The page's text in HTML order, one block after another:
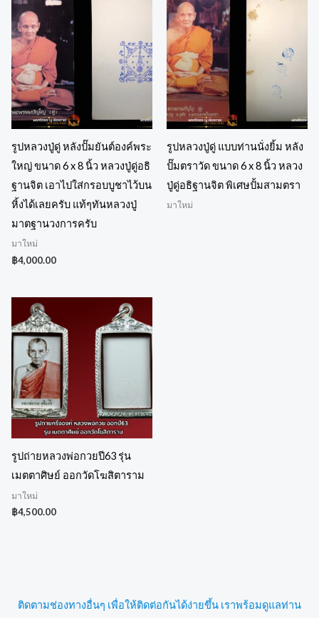
รูปหลวงปู่ดู่ หลังปั๊มยันต์องค์พระ
ใหญ่ ขนาด 6 x 8 นิ้ว หลวงปู่ดู่อธิ
ฐานจิต เอาไปใส่กรอบบูชาไว้บน
หิ้งได้เลยครับ แท้ๆทันหลวงปู่
มาตฐานวงการครับ
มาใหม่
฿4,000.00
รูปหลวงปู่ดู่ แบบท่านนั่งยิ้ม หลัง
ปั๊มตราวัด ขนาด 6 x 8 นิ้ว หลวง
ปู่ดู่อธิฐานจิต พิเศษปั้มสามตรา
มาใหม่
รูปถ่ายหลวงพ่อกวยปี63 รุ่น
เมตตาศิษย์ ออกวัดโฆสิตาราม
มาใหม่
฿4,500.00
ติดตามช่องทางอื่นๆ เพื่อให้ติดต่อกันได้ง่ายขึ้น เราพร้อมดูแลท่าน